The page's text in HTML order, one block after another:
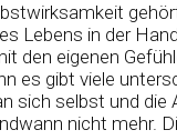
Lebens in der
den eigenen
es gibt viele
sich selbst und
nicht mehr.